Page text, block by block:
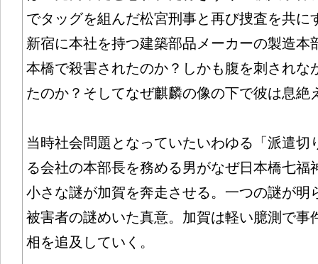
でタッグを組んだ松宮刑事と再び捜査を共に
新宿に本社を持つ建築部品メーカーの製造本
本橋で殺害されたのか？しかも腹を刺されな
たのか？そしてなぜ麒麟の像の下で彼は息絶
当時社会問題となっていたいわゆる「派遣切
る会社の本部長を務める男がなぜ日本橋七福
小さな謎が加賀を奔走させる。一つの謎が明
被害者の謎めいた真意。加賀は軽い臆測で事
相を追及していく。